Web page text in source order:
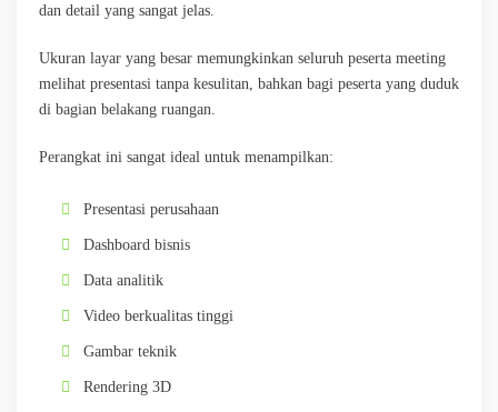
dan detail yang sangat jelas.
Ukuran layar yang besar memungkinkan seluruh peserta meeting
melihat presentasi tanpa kesulitan, bahkan bagi peserta yang duduk
di bagian belakang ruangan.
Perangkat ini sangat ideal untuk menampilkan:
Presentasi perusahaan
Dashboard bisnis
Data analitik
Video berkualitas tinggi
Gambar teknik
Rendering 3D